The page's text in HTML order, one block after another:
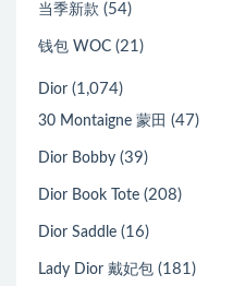
当季新款 (54)
钱包 WOC (21)
Dior (1,074)
30 Montaigne 蒙田 (47)
Dior Bobby (39)
Dior Book Tote (208)
Dior Saddle (16)
Lady Dior 戴妃包 (181)